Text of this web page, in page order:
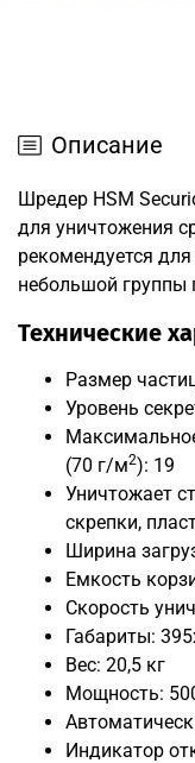
Описание
Шредер HSM
для уничтожения
рекомендуется
небольшой группы
Технические
Размер
Уровень
(70 г/м2): 19
Уничтожает
скрепки,
Ширина
Емкость
Скорость
Габариты:
Вес: 20,5 кг
Мощность:
Индикатор